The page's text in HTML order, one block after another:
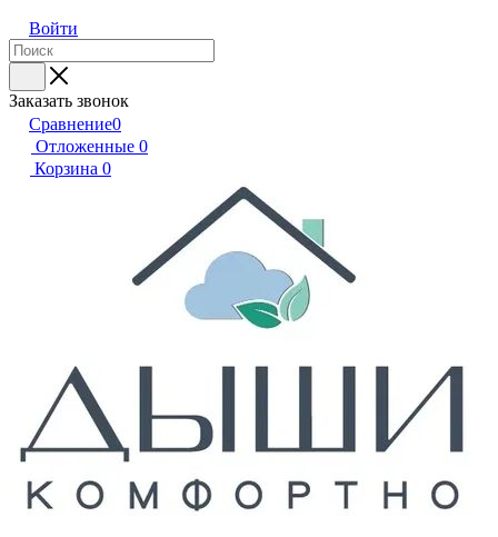
Войти
Заказать звонок
Сравнение0
Отложенные 0
Корзина 0